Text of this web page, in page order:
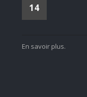
14
En savoir plus.